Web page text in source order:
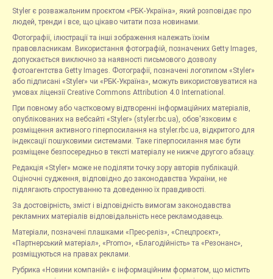
Styler є розважальним проєктом «РБК-Україна», який розповідає про
людей, тренди і все, що цікаво читати поза новинами.
Фотографії, ілюстрації та інші зображення належать їхнім
правовласникам. Використання фотографій, позначених Getty Images,
допускається виключно за наявності письмового дозволу
фотоагентства Getty Images. Фотографії, позначені логотипом «Styler»
або підписані «Styler» чи «РБК-Україна», можуть використовуватися на
умовах ліцензії Creative Commons Attribution 4.0 International.
При повному або частковому відтворенні інформаційних матеріалів,
опублікованих на вебсайті «Styler» (styler.rbc.ua), обов'язковим є
розміщення активного гіперпосилання на styler.rbc.ua, відкритого для
індексації пошуковими системами. Таке гіперпосилання має бути
розміщене безпосередньо в тексті матеріалу не нижче другого абзацу.
Редакція «Styler» може не поділяти точку зору авторів публікацій.
Оціночні судження, відповідно до законодавства України, не
підлягають спростуванню та доведенню їх правдивості.
За достовірність, зміст і відповідність вимогам законодавства
рекламних матеріалів відповідальність несе рекламодавець.
Матеріали, позначені плашками «Прес-реліз», «Спецпроєкт»,
«Партнерський матеріал», «Promo», «Благодійність» та «Резонанс»,
розміщуються на правах реклами.
Рубрика «Новини компаній» є інформаційним форматом, що містить